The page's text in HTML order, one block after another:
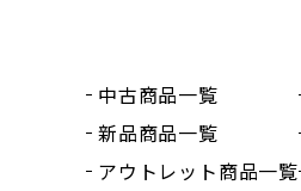
中古商品一覧
新品商品一覧
アウトレット商品一覧